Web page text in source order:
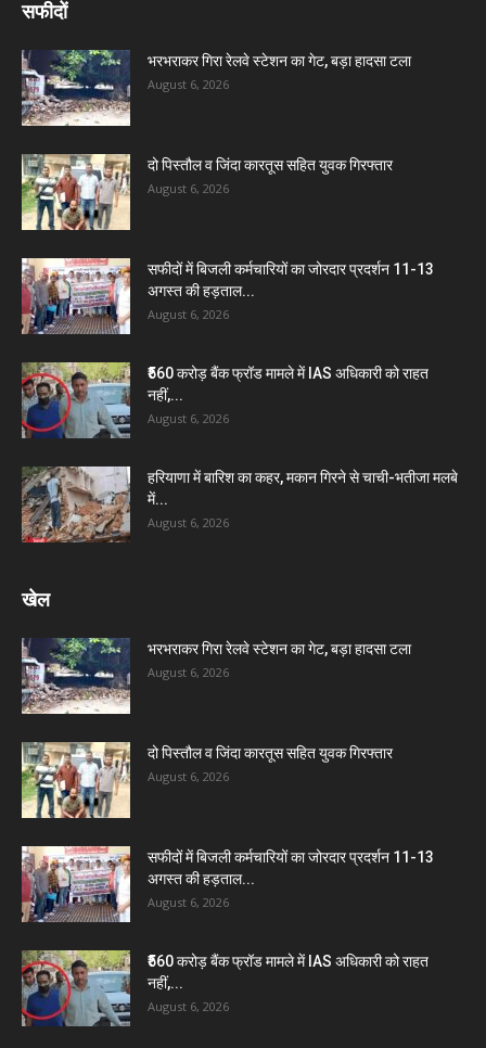
सफीदों
भरभराकर गिरा रेलवे स्टेशन का गेट, बड़ा हादसा टला
August 6, 2026
दो पिस्तौल व जिंदा कारतूस सहित युवक गिरफ्तार
August 6, 2026
सफीदों में बिजली कर्मचारियों का जोरदार प्रदर्शन 11-13
अगस्त की हड़ताल...
August 6, 2026
₹560 करोड़ बैंक फ्रॉड मामले में IAS अधिकारी को राहत
नहीं,...
August 6, 2026
हरियाणा में बारिश का कहर, मकान गिरने से चाची-भतीजा मलबे
में...
August 6, 2026
खेल
भरभराकर गिरा रेलवे स्टेशन का गेट, बड़ा हादसा टला
August 6, 2026
दो पिस्तौल व जिंदा कारतूस सहित युवक गिरफ्तार
August 6, 2026
सफीदों में बिजली कर्मचारियों का जोरदार प्रदर्शन 11-13
अगस्त की हड़ताल...
August 6, 2026
₹560 करोड़ बैंक फ्रॉड मामले में IAS अधिकारी को राहत
नहीं,...
August 6, 2026